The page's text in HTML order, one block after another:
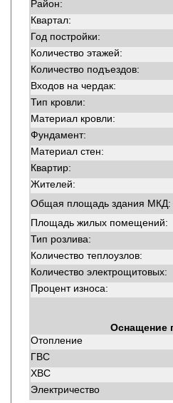
Район:
Квартал:
Год постройки:
Количество этажей:
Количество подъездов:
Входов на чердак:
Тип кровли:
Материал кровли:
Фундамент:
Материал стен:
Квартир:
Жителей:
Общая площадь здания МКД:
Площадь жилых помещений:
Тип розлива:
Количество теплоузлов:
Количество электрощитовых:
Процент износа:
Оснащение
Отопление
ГВС
ХВС
Электричество